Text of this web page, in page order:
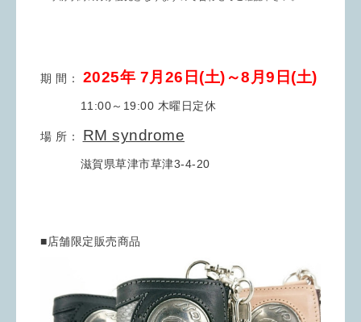
期 間： 2025年 7月26日(土)～8月9日(土)
11:00～19:00 木曜日定休
場 所： RM syndrome
滋賀県草津市草津3-4-20
■店舗限定販売商品